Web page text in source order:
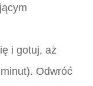
i gotuj, aż
Odwróć